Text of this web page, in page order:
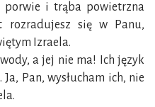
porwie i trąba powietrzna
rozradujesz się w Panu,
Izraela.
a jej nie ma! Ich język
Pan, wysłucham ich, nie